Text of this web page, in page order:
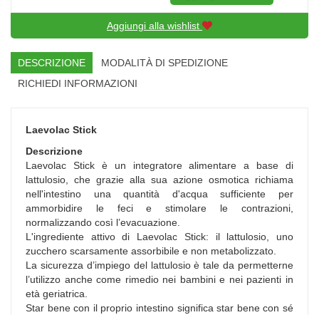
Aggiungi alla wishlist
DESCRIZIONE
MODALITÀ DI SPEDIZIONE
RICHIEDI INFORMAZIONI
Laevolac Stick
Descrizione
Laevolac Stick è un integratore alimentare a base di
lattulosio, che grazie alla sua azione osmotica richiama
nell'intestino una quantità d'acqua sufficiente per
ammorbidire le feci e stimolare le contrazioni,
normalizzando così l’evacuazione.
L'ingrediente attivo di Laevolac Stick: il lattulosio, uno
zucchero scarsamente assorbibile e non metabolizzato.
La sicurezza d’impiego del lattulosio è tale da permetterne
l’utilizzo anche come rimedio nei bambini e nei pazienti in
età geriatrica.
Star bene con il proprio intestino significa star bene con sé